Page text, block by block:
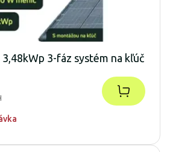
3-fáz systém na kľúč